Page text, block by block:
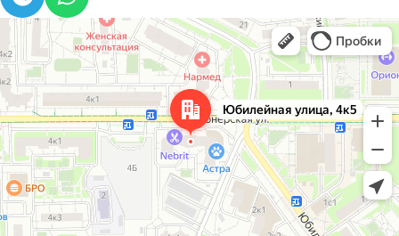
Москва
Юбилейная улица, 4к5 — Яндекс Карты